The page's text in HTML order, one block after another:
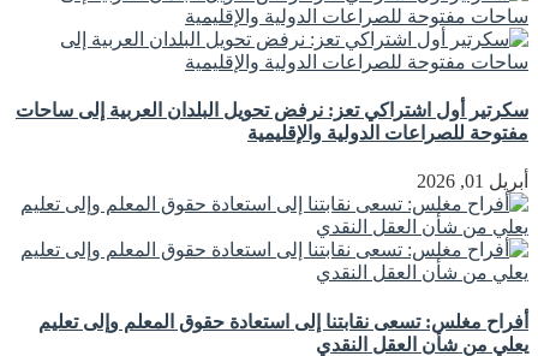
سكرتير أول اشتراكي تعز: نرفض تحويل البلدان العربية إلى ساحات
مفتوحة للصراعات الدولية والإقليمية
أبريل 01, 2026
أفراح مغلس: تسعى نقابتنا إلى استعادة حقوق المعلم وإلى تعليم
يعلي من شأن العقل النقدي